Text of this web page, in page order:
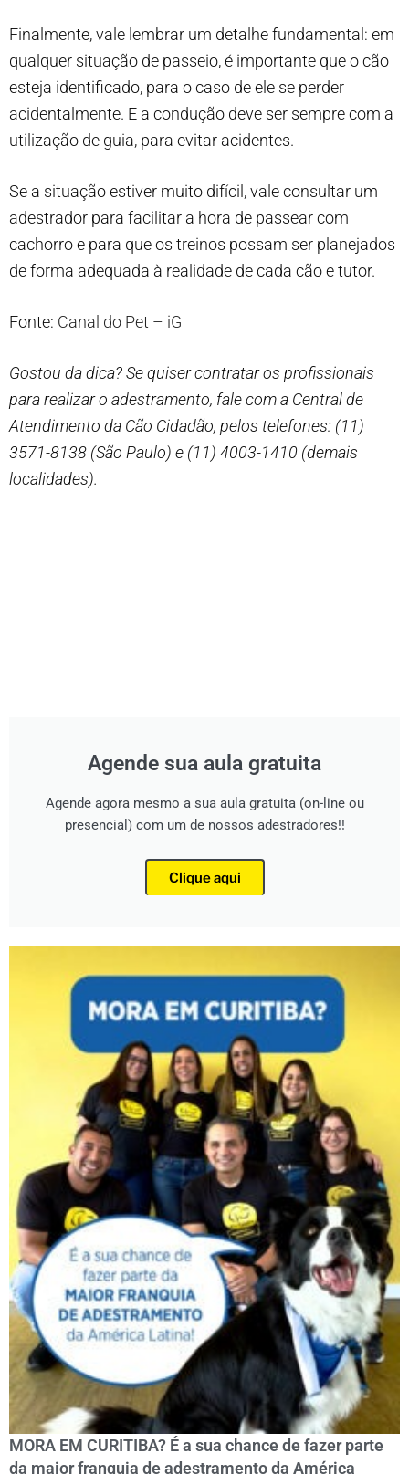
Finalmente, vale lembrar um detalhe fundamental: em
qualquer situação de passeio, é importante que o cão
esteja identificado, para o caso de ele se perder
acidentalmente. E a condução deve ser sempre com a
utilização de guia, para evitar acidentes.
Se a situação estiver muito difícil, vale consultar um
adestrador para facilitar a hora de passear com
cachorro e para que os treinos possam ser planejados
de forma adequada à realidade de cada cão e tutor.
Fonte: Canal do Pet – iG
Gostou da dica? Se quiser contratar os profissionais
para realizar o adestramento, fale com a Central de
Atendimento da Cão Cidadão, pelos telefones: (11)
3571-8138 (São Paulo) e (11) 4003-1410 (demais
localidades).
Agende sua aula gratuita
Agende agora mesmo a sua aula gratuita (on-line ou
presencial) com um de nossos adestradores!!
Clique aqui
MORA EM CURITIBA? É a sua chance de fazer parte
da maior franquia de adestramento da América